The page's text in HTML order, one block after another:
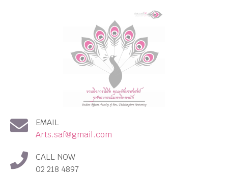
งานกิจการนิสิต คณะอักษร
ศาสตร์ จุฬาลงกรณ์
มหาวิทยาลัย
EMAIL
Arts.saf@gmail.com
CALL NOW
02 218 4897